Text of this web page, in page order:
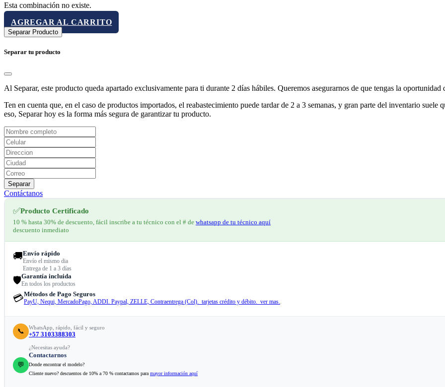
Esta combinación no existe.
AGREGAR AL CARRITO
Separar Producto
Separar tu producto
Al Separar, este producto queda apartado exclusivamente para ti durante 2 días hábiles. Queremos asegurarnos de que tengas la oportunidad
Ten en cuenta que, en el caso de productos importados, el reabastecimiento puede tardar de 2 a 3 semanas, y gran parte del inventario
eso, Separar hoy es la forma más segura de garantizar tu producto.
Separar
Contáctanos
✅Producto Certificado
10 % hasta 30% de descuento, fácil inscribe a tu técnico con el # de whatsapp de tu técnico aquí
descuento inmediato
🚚Envío rápido
Envío el mismo dia
Entrega de 1 a 3 días
🛡️Garantía incluida
En todos los productos
💳Métodos de Pago Seguros
PayU, Nequi, MercadoPago, ADDI. Paypal, ZELLE, Contraentrega (Col). tarjetas crédito y débito. ver mas..
📞 WhatsApp, rápido, fácil y seguro
+57 3103388303
💬
¿Necesitas ayuda?
Contactarnos
Donde encontrar el modelo?
Cliente nuevo? descuentos de 10% a 70 % contactamos para mayor información aquí